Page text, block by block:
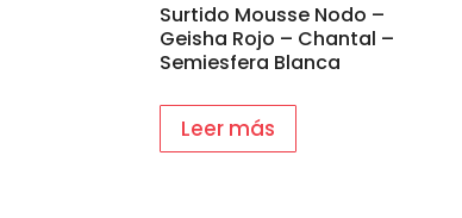
Surtido Mousse Nodo –
Geisha Rojo – Chantal –
Semiesfera Blanca
Leer más